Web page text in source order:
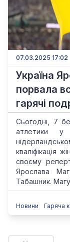
07.03.2025 17:02
Україна
порвала
гарячі
Сьогодні, 7
атлетики у
кваліфікація
своєму
Ярослава
Табашник.
Новини Гаряча